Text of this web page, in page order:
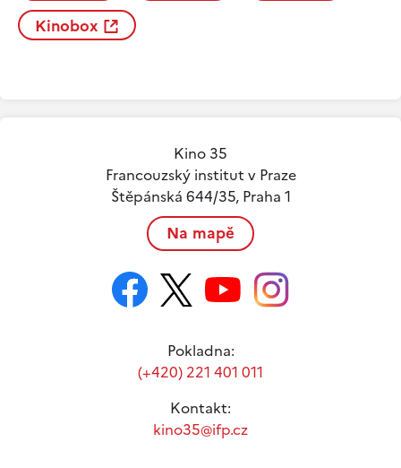
Kinobox
Kino 35
Francouzský institut v Praze
Štěpánská 644/35, Praha 1
Na mapě
Pokladna:
(+420) 221 401 011
Kontakt:
kino35@ifp.cz